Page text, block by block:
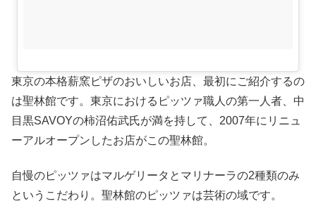
東京の本格薪窯ピザのおいしいお店、最初にご紹介するの
は聖林館です。東京におけるピッツァ職人の第一人者、中
目黒SAVOYの柿沼佑武氏が満を持して、2007年にリニュ
ーアルオープンしたお店がこの聖林館。
自慢のピッツァはマルゲリータとマリナーラの2種類のみ
というこだわり。聖林館のピッツァは芸術の域です。